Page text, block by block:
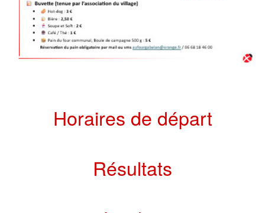
Horaires de départ
Résultats